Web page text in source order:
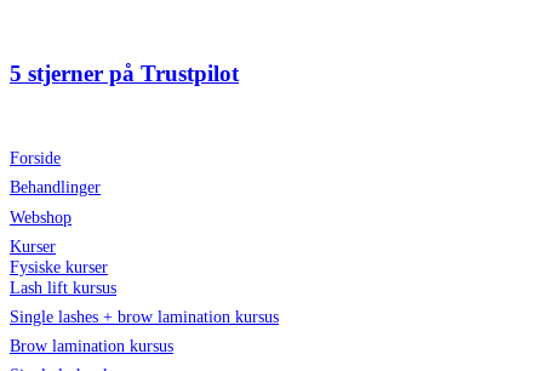
indhold
5 stjerner på Trustpilot
Forside
Behandlinger
Webshop
Kurser
Fysiske kurser
Lash lift kursus
Single lashes + brow lamination kursus
Brow lamination kursus